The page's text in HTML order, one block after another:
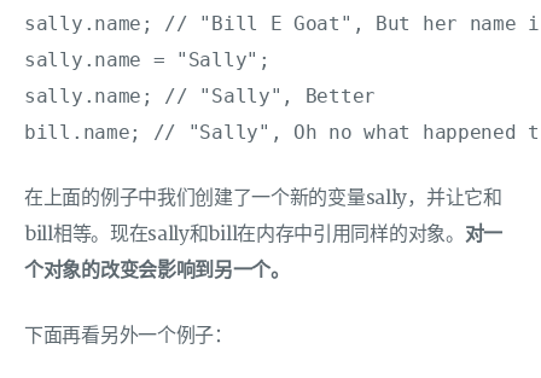
sally.name; // "Bill E Goat", But her
sally.name = "Sally";
sally.name; // "Sally", Better
bill.name; // "Sally", Oh no what happened
在上面的例子中我们创建了一个新的变量sally，并让它和
bill相等。现在sally和bill在内存中引用同样的对象。 对一
个对象的改变会影响到另一个。
下面再看另外一个例子：